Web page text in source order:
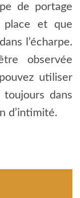
de portage
place et que
l’écharpe.
observée
utiliser
dans
d’intimité.